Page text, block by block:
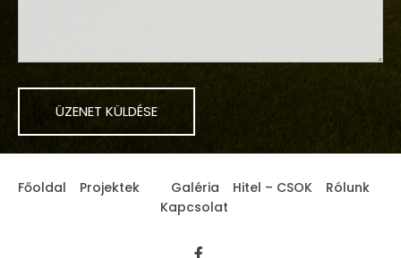
Főoldal Projektek Galéria Hitel – CSOK
Rólunk
Kapcsolat